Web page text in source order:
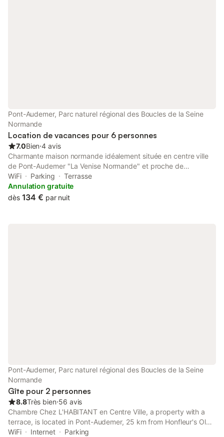
Pont-Audemer, Parc naturel régional des Boucles de la Seine
Normande
Location de vacances pour 6 personnes
7.0Bien⋅4 avis
Charmante maison normande idéalement située en centre ville
de Pont-Audemer "La Venise Normande" et proche de
nombreux supermarchés. Le marché a lieu les lundis et
vendredis, de plus la ville dispose d 'un cinéma, d'une
magnifique église classée "monument historique" et de
WiFi Parking
Terrasse
Annulation gratuite
dès 134 € par nuit
Pont-Audemer, Parc naturel régional des Boucles de la Seine
Normande
Gîte pour 2 personnes
8.8Très bien⋅56 avis
Chambre Chez L'HABITANT en Centre Ville, a property with a
terrace, is located in Pont-Audemer, 25 km from Honfleur's Old
Harbour, 25 km from La Forge Museum, as well as 29 km from
WiFi Internet
Parking